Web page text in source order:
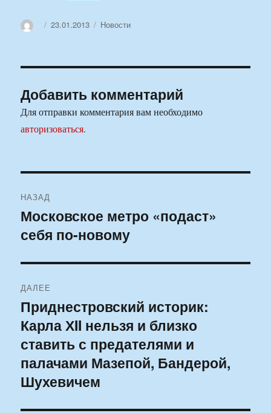
АвторОпубликовано
23.01.2013 Рубрики
Новости
Добавить комментарий
Для отправки комментария вам необходимо
авторизоваться.
по
записям
НАЗАД
Предыдущая
запись:
Московское метро «подаст»
себя по-новому
ДАЛЕЕ
Следующая
запись:
Приднестровский историк:
Карла ХII нельзя и близко
ставить с предателями и
палачами Мазепой, Бандерой,
Шухевичем